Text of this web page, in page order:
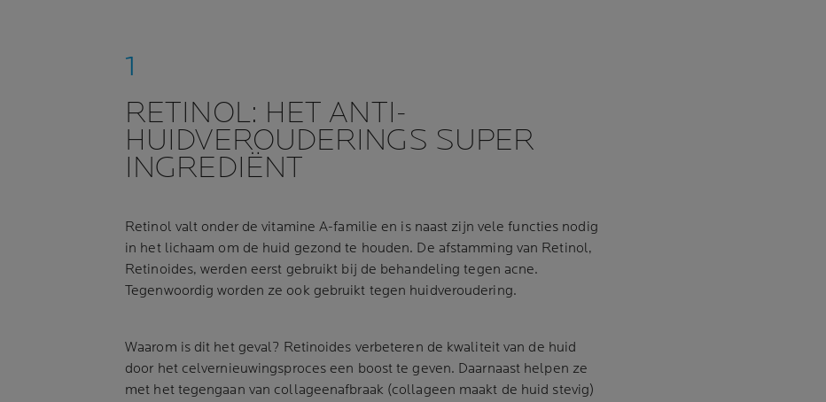
RETINOL: HET ANTI-
HUIDVEROUDERINGS SUPER
INGREDIËNT
Retinol valt onder de vitamine A-familie en is naast zijn vele functies nodig
in het lichaam om de huid gezond te houden. De afstamming van Retinol,
Retinoides, werden eerst gebruikt bij de behandeling tegen acne.
Tegenwoordig worden ze ook gebruikt tegen huidveroudering.
Waarom is dit het geval? Retinoides verbeteren de kwaliteit van de huid
door het celvernieuwingsproces een boost te geven. Daarnaast helpen ze
met het tegengaan van collageenafbraak (collageen maakt de huid stevig)